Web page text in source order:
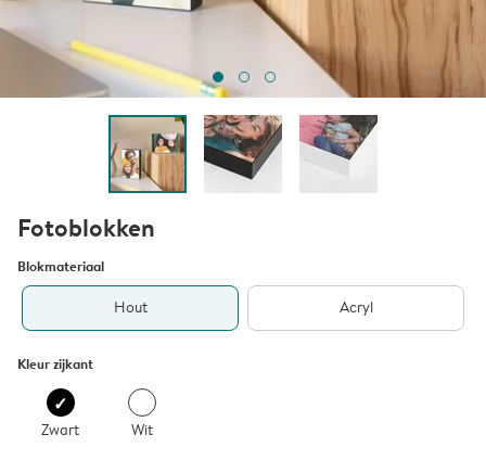
Fotoblokken
Blokmateriaal
Hout Acryl
Kleur zijkant
Zwart Wit